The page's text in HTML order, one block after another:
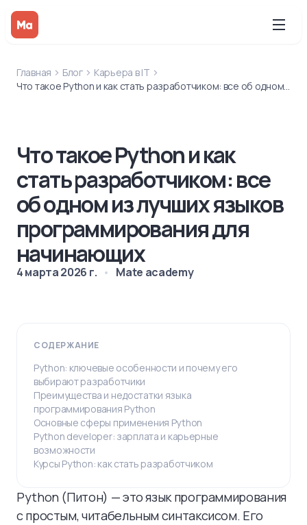
Главная Блог
Карьера в IT
Что такое Python и как стать разработчиком: все об одном из лучших языков программирования для начинающих
Что такое Python и как
стать разработчиком: все
об одном из лучших языков
программирования для
начинающих
4 марта 2026 г. Mate academy
СОДЕРЖАНИЕ
Python: ключевые особенности и почему его
выбирают разработчики
Преимущества и недостатки языка
программирования Python
Основные сферы применения Python
Python developer: зарплата и карьерные
возможности
Курсы Python: как стать разработчиком
Python (Питон) — это язык программирования
с простым, читабельным синтаксисом. Его